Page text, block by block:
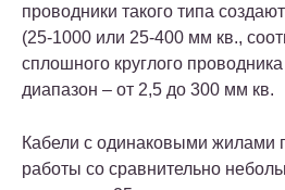
проводники такого типа
(25-1000 или 25-400 мм кв.,
сплошного круглого
диапазон – от 2,5 до 300 мм кв.
Кабели с одинаковыми жилами
работы со сравнительно